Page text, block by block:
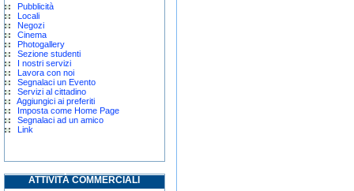
Pubblicità
Locali
Negozi
Cinema
Photogallery
Sezione studenti
I nostri servizi
Lavora con noi
Segnalaci un Evento
Servizi al cittadino
Aggiungici ai preferiti
Imposta come Home Page
Segnalaci ad un amico
Link
ATTIVITÀ COMMERCIALI